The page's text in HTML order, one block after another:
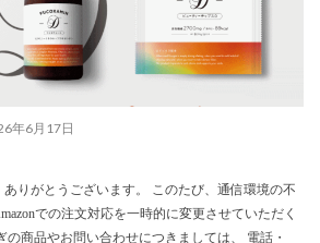
年6月17日
りがとうございます。 このたび、通信環境の不
での注文対応を一時的に変更させていただく
の商品やお問い合わせにつきましては、 電話・